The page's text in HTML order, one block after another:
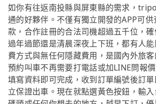
如你有往返南投縣與屏東縣的需求，
通的好夥伴。不僅有獨立開發的APP可
款，合作註冊的合法司機超過五千位，
過年過節還是清晨深夜上下班，都有人
費方式與無任何隱藏費用，是國內外旅
預約叫車不再需要打電話或加LINE問報
填寫資料即可完成，收到訂單編號後訂
立保證出車。現在就點選黃色按鈕，輸